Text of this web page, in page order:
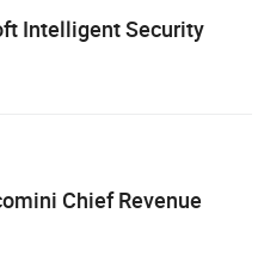
Intelligent Security
Chief Revenue